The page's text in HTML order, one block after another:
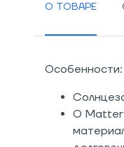
О ТОВАРЕ
Особенности:
O